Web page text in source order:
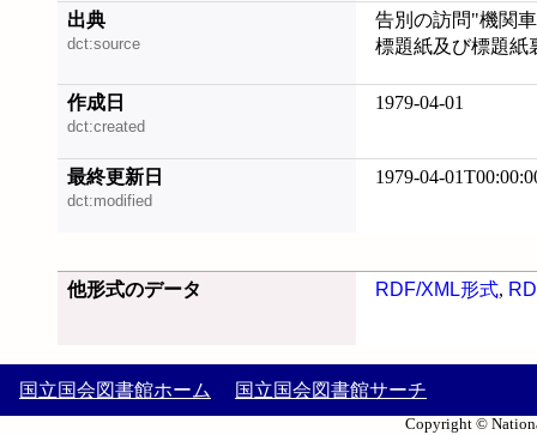
出典
dct:source
告別の訪問"機関
標題紙及び標題紙
作成日
dct:created
1979-04-01
最終更新日
dct:modified
1979-04-
他形式のデータ RDF/XML形式,
国立国会図書館ホーム 国立国会図書館サーチ
Copyright ©